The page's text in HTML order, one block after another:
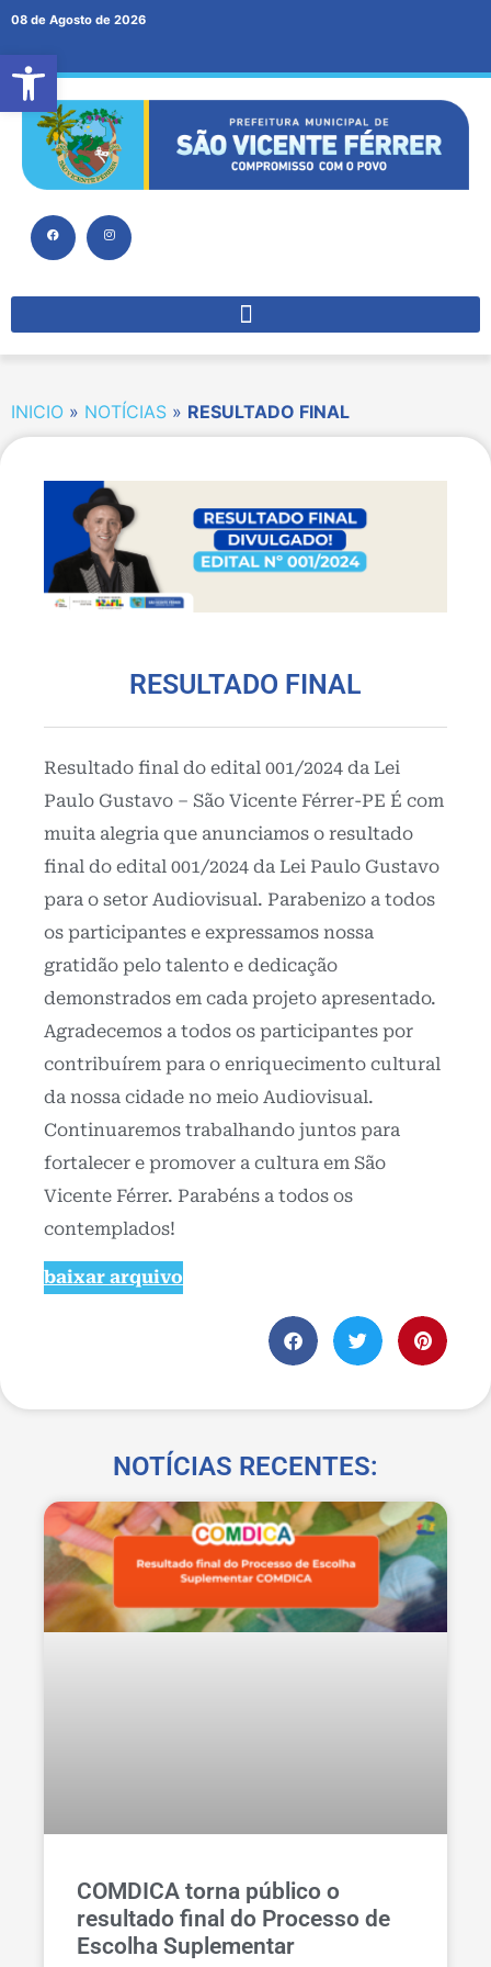
Abrir a barra de ferramentas
08 de Agosto de 2026
INICIO » NOTÍCIAS » RESULTADO FINAL
RESULTADO FINAL
Resultado final do edital 001/2024 da Lei
Paulo Gustavo – São Vicente Férrer-PE É com
muita alegria que anunciamos o resultado
final do edital 001/2024 da Lei Paulo Gustavo
para o setor Audiovisual. Parabenizo a todos
os participantes e expressamos nossa
gratidão pelo talento e dedicação
demonstrados em cada projeto apresentado.
Agradecemos a todos os participantes por
contribuírem para o enriquecimento cultural
da nossa cidade no meio Audiovisual.
Continuaremos trabalhando juntos para
fortalecer e promover a cultura em São
Vicente Férrer. Parabéns a todos os
contemplados!
baixar arquivo
NOTÍCIAS RECENTES:
COMDICA torna público o
resultado final do Processo de
Escolha Suplementar